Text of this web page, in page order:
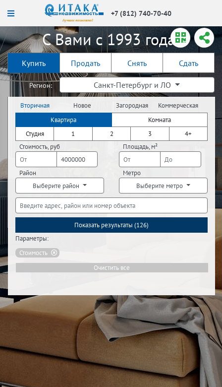
+7 (812) 740-70-40
С Вами с 1993 года!
Купить Продать Снять Сдать
Регион: Санкт-Петербург и ЛО
Вторичная
недвижимость
Новое
строительство
Загородная
недвижимость
Коммерческая
недвижимость
Квартира
Комната
Студия
1 2 3
4+
Стоимость, руб
Площадь, м²
Район
Выберите район
Метро
Выберите метро
Показать результаты (126)
Параметры:
Стоимость
Очистить все